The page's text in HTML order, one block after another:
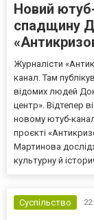
Новий
спадщину
Журналісти
канал. Там
відомих людей
центр». Відтепер
новому ютуб-
проєкті
Мартинова
культурну й
Суспільство